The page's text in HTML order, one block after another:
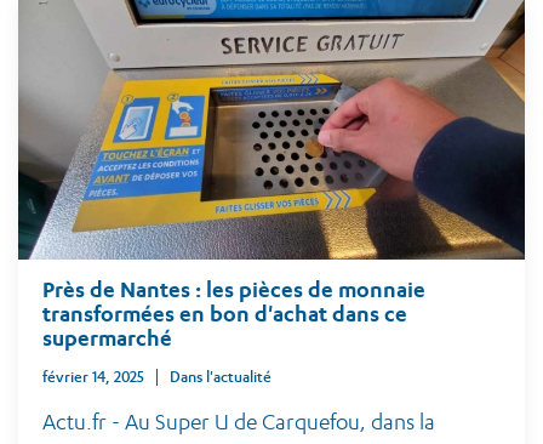
Près de Nantes : les pièces de monnaie
transformées en bon d'achat dans ce
supermarché
février 14, 2025 Dans l'actualité
Actu.fr - Au Super U de Carquefou, dans la